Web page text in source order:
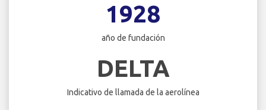
1928
año de fundación
DELTA
Indicativo de llamada de la aerolínea